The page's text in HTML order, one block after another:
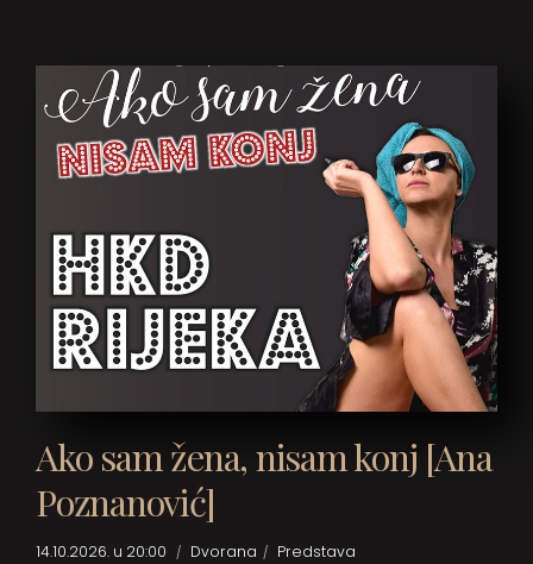
Ako sam žena, nisam konj [Ana
Poznanović]
14.10.2026. u 20:00 Dvorana
Predstava